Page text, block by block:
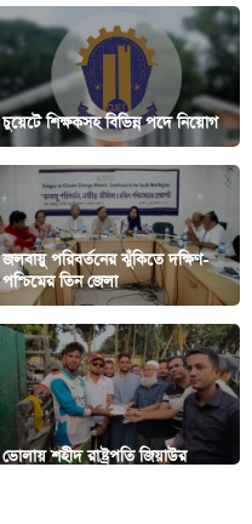
চুয়েটে শিক্ষকসহ বিভিন্ন পদে নিয়োগ
জলবায়ু পরিবর্তনের ঝুঁকিতে দক্ষিণ-
পশ্চিমের তিন জেলা
ভোলায় শহীদ রাষ্ট্রপতি জিয়াউর